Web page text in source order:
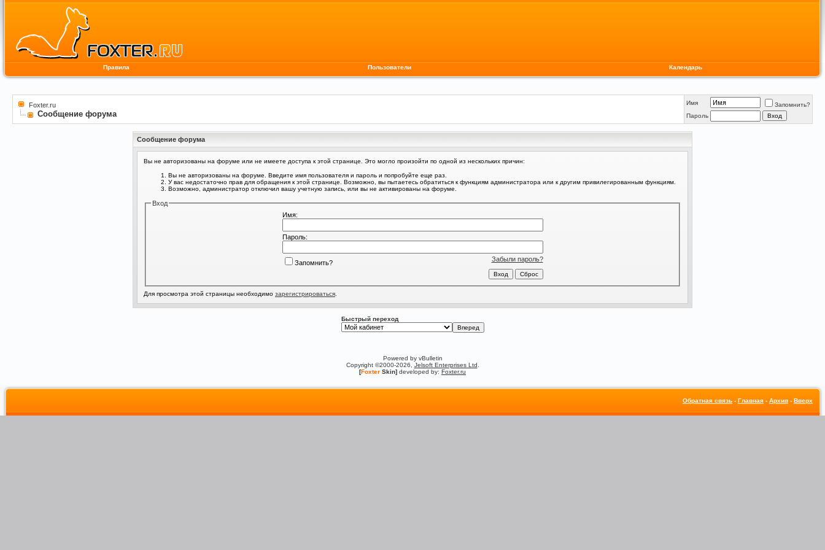
Правила Пользователи Календарь
Foxter.ru
Сообщение форума
Имя
Запомнить?
Пароль
Сообщение форума
Вы не авторизованы на форуме или не имеете доступа к этой странице. Это могло произойти по одной из нескольких причин:
Вы не авторизованы на форуме. Введите имя пользователя и пароль и попробуйте еще раз.
У вас недостаточно прав для обращения к этой странице. Возможно, вы пытаетесь обратиться к функциям администратора или к другим привилегированным функциям.
Возможно, администратор отключил вашу учетную запись, или вы не активированы на форуме.
Вход
Имя:
Пароль:
Забыли пароль?
Запомнить?
Для просмотра этой страницы необходимо зарегистрироваться
Быстрый переход
Powered by vBulletin
Copyright ©2000-2026, Jelsoft Enterprises Ltd
[Foxter Skin] developed by: Foxter.ru
Обратная связь - Главная - Архив - Вверх